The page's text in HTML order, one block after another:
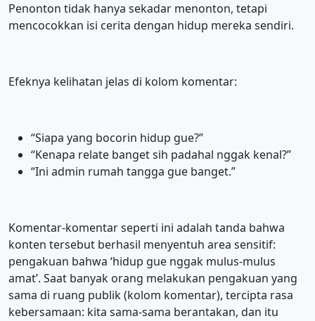
Penonton tidak hanya sekadar menonton, tetapi
mencocokkan isi cerita dengan hidup mereka sendiri.
Efeknya kelihatan jelas di kolom komentar:
“Siapa yang bocorin hidup gue?”
“Kenapa relate banget sih padahal nggak kenal?”
“Ini admin rumah tangga gue banget.”
Komentar-komentar seperti ini adalah tanda bahwa
konten tersebut berhasil menyentuh area sensitif:
pengakuan bahwa ‘hidup gue nggak mulus-mulus
amat’. Saat banyak orang melakukan pengakuan yang
sama di ruang publik (kolom komentar), tercipta rasa
kebersamaan: kita sama-sama berantakan, dan itu